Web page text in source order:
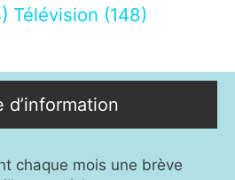
Télévision (148)
d’information
chaque mois une brève